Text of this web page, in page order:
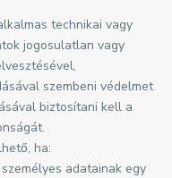
technikai vagy
jogosulatlan vagy
szembeni védelmet
biztosítani kell a
ha:
adatainak egy